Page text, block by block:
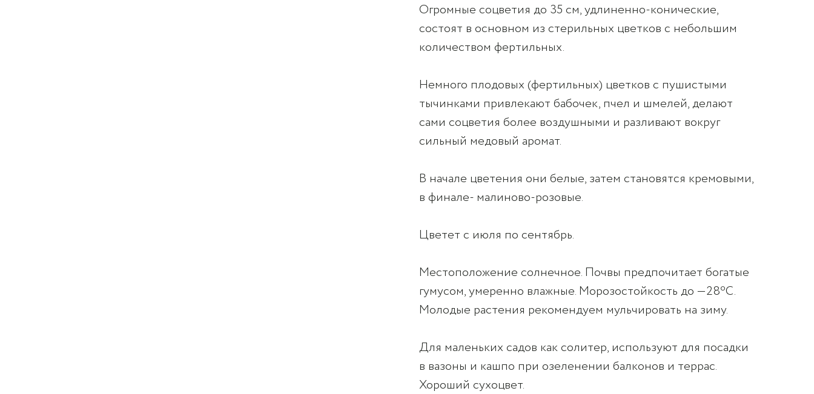
Огромные соцветия до 35 см, удлиненно-конические,
состоят в основном из стерильных цветков с небольшим
количеством фертильных.
Немного плодовых (фертильных) цветков с пушистыми
тычинками привлекают бабочек, пчел и шмелей, делают
сами соцветия более воздушными и разливают вокруг
сильный медовый аромат.
В начале цветения они белые, затем становятся кремовыми,
в финале- малиново-розовые.
Цветет с июля по сентябрь.
Местоположение солнечное. Почвы предпочитает богатые
гумусом, умеренно влажные. Морозостойкость до —28ºC.
Молодые растения рекомендуем мульчировать на зиму.
Для маленьких садов как солитер, используют для посадки
в вазоны и кашпо при озеленении балконов и террас.
Хороший сухоцвет.